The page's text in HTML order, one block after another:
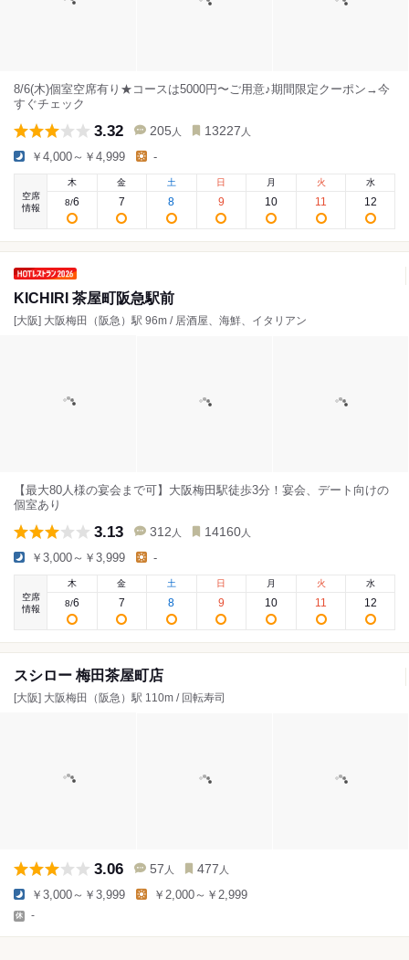
8/6(木)個室空席有り★コースは5000円〜ご用意♪期間限定クーポン→今
すぐチェック
3.32 205 人 13227 人
￥4,000～￥4,999 -
空席
情報
木
8/6
金
7
土
8
日
9
月
10
火
11
水
12
KICHIRI 茶屋町阪急駅前
[大阪] 大阪梅田（阪急）駅 96m / 居酒屋、海鮮、イタリアン
【最大80人様の宴会まで可】大阪梅田駅徒歩3分！宴会、デート向けの
個室あり
3.13 312 人 14160 人
￥3,000～￥3,999 -
空席
情報
木
8/6
金
7
土
8
日
9
月
10
火
11
水
12
スシロー 梅田茶屋町店
[大阪] 大阪梅田（阪急）駅 110m / 回転寿司
3.06 57 人 477 人
￥3,000～￥3,999 ￥2,000～￥2,999
-